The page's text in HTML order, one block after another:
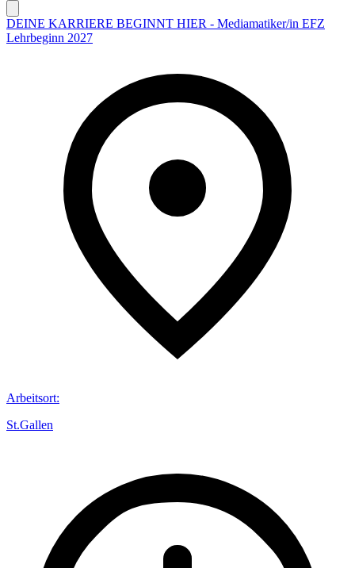
DEINE KARRIERE BEGINNT HIER - Mediamatiker/in EFZ
Lehrbeginn 2027
Arbeitsort:
St.Gallen